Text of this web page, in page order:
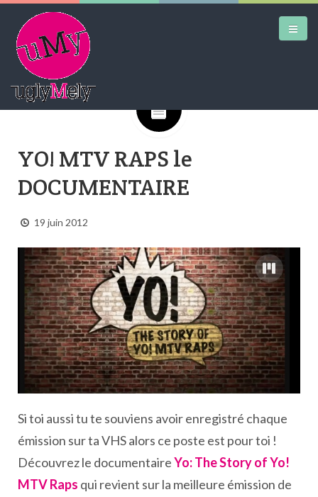
AIRTRAINERPEDIA
STREET ART
CONTACT
Google+
YO! MTV RAPS le
DOCUMENTAIRE
19 juin 2012
Si toi aussi tu te souviens avoir enregistré chaque
émission sur ta VHS alors ce poste est pour toi !
Découvrez le documentaireYo: The Story of Yo!
MTV Raps qui revient sur la meilleure émission de